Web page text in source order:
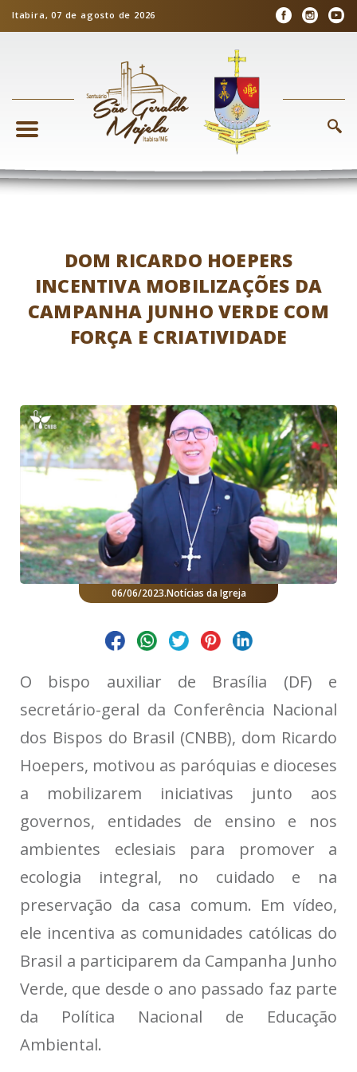
Itabira, 07 de agosto de 2026
DOM RICARDO HOEPERS
INCENTIVA MOBILIZAÇÕES DA
CAMPANHA JUNHO VERDE COM
FORÇA E CRIATIVIDADE
06/06/2023.Notícias da Igreja
O bispo auxiliar de Brasília (DF) e
secretário-geral da Conferência Nacional
dos Bispos do Brasil (CNBB), dom Ricardo
Hoepers, motivou as paróquias e dioceses
a mobilizarem iniciativas junto aos
governos, entidades de ensino e nos
ambientes eclesiais para promover a
ecologia integral, no cuidado e na
preservação da casa comum. Em vídeo,
ele incentiva as comunidades católicas do
Brasil a participarem da Campanha Junho
Verde, que desde o ano passado faz parte
da Política Nacional de Educação
Ambiental.